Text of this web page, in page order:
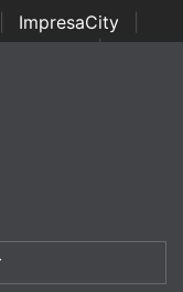
ImpresaCity
Awards | Italian
Awards